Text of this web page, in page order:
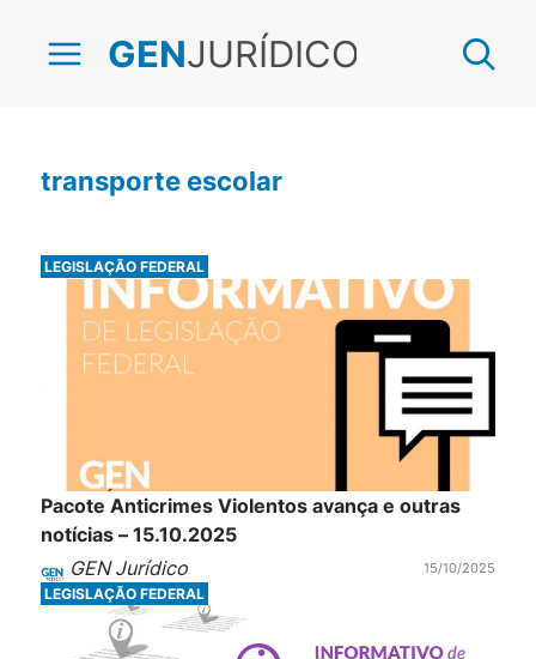
GENJURÍDICO
transporte escolar
LEGISLAÇÃO FEDERAL
Pacote Anticrimes Violentos avança e outras
notícias – 15.10.2025
GEN Jurídico
15/10/2025
LEGISLAÇÃO FEDERAL